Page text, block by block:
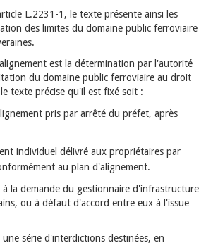
L.2231-1, le texte présente ainsi les
des limites du domaine public ferroviaire
est la détermination par l'autorité
du domaine public ferroviaire au droit
texte précise qu'il est fixé soit :
pris par arrêté du préfet, après
individuel délivré aux propriétaires par
au plan d'alignement.
à la demande du gestionnaire d'infrastructure
ou à défaut d'accord entre eux à l'issue
série d'interdictions destinées, en